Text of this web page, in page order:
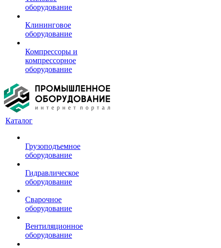
оборудование
Клининговое
оборудование
Компрессоры и
компрессорное
оборудование
Каталог
Грузоподъемное
оборудование
Гидравлическое
оборудование
Сварочное
оборудование
Вентиляционное
оборудование